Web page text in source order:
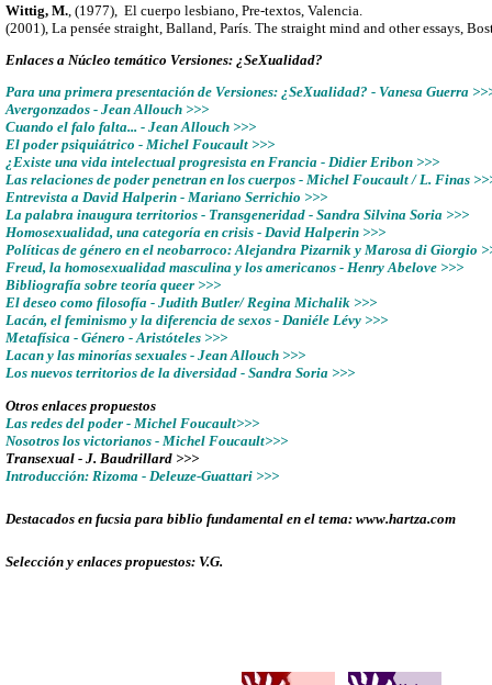
Wittig, M. , (1977), El cuerpo lesbiano, Pre-textos, Valencia.
(2001), La pensée straight, Balland, París. The straight mind and other essays,
Enlaces a Núcleo temático Versiones: ¿SeXualidad?
Para una primera presentación de Versiones: ¿SeXualidad? - Vanesa Guerra
Avergonzados - Jean Allouch >>>
Cuando el falo falta... - Jean Allouch >>>
El poder psiquiátrico - Michel Foucault >>>
¿Existe una vida intelectual progresista en Francia - Didier Eribon >>>
Las relaciones de poder penetran en los cuerpos - Michel Foucault / L. Finas
Entrevista a David Halperin - Mariano Serrichio >>>
La palabra inaugura territorios - Transgeneridad - Sandra Silvina Soria >>>
Homosexualidad, una categoría en crisis - David Halperin >>>
Políticas de género en el neobarroco: Alejandra Pizarnik y Marosa di Giorgio
Freud, la homosexualidad masculina y los americanos - Henry Abelove >>>
Bibliografía sobre teoría queer >>>
El deseo como filosofía - Judith Butler/ Regina Michalik >>>
Lacán, el feminismo y la diferencia de sexos - Daniéle Lévy >>>
Metafísica - Género - Aristóteles >>>
Lacan y las minorías sexuales - Jean Allouch >>>
Los nuevos territorios de la diversidad - Sandra Soria >>>
Otros enlaces propuestos
Las redes del poder - Michel Foucault>>>
Nosotros los victorianos - Michel Foucault>>>
Transexual - J. Baudrillard >>>
Introducción: Rizoma - Deleuze-Guattari >>>
Destacados en fucsia para biblio fundamental en el tema: www.hartza.com
Selección y enlaces propuestos: V.G.